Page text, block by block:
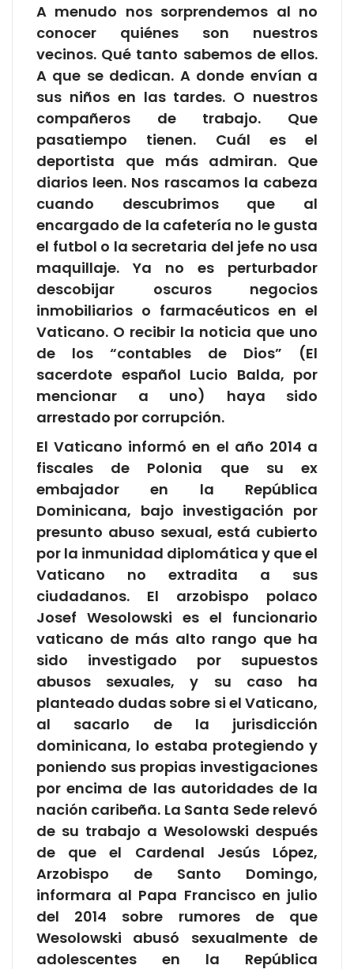
A menudo nos sorprendemos al no
conocer quiénes son nuestros
vecinos. Qué tanto sabemos de ellos.
A que se dedican. A donde envían a
sus niños en las tardes. O nuestros
compañeros de trabajo. Que
pasatiempo tienen. Cuál es el
deportista que más admiran. Que
diarios leen. Nos rascamos la cabeza
cuando descubrimos que al
encargado de la cafetería no le gusta
el futbol o la secretaria del jefe no usa
maquillaje. Ya no es perturbador
descobijar oscuros negocios
inmobiliarios o farmacéuticos en el
Vaticano. O recibir la noticia que uno
de los “contables de Dios” (El
sacerdote español Lucio Balda, por
mencionar a uno) haya sido
arrestado por corrupción.
El Vaticano informó en el año 2014 a
fiscales de Polonia que su ex
embajador en la República
Dominicana, bajo investigación por
presunto abuso sexual, está cubierto
por la inmunidad diplomática y que el
Vaticano no extradita a sus
ciudadanos. El arzobispo polaco
Josef Wesolowski es el funcionario
vaticano de más alto rango que ha
sido investigado por supuestos
abusos sexuales, y su caso ha
planteado dudas sobre si el Vaticano,
al sacarlo de la jurisdicción
dominicana, lo estaba protegiendo y
poniendo sus propias investigaciones
por encima de las autoridades de la
nación caribeña. La Santa Sede relevó
de su trabajo a Wesolowski después
de que el Cardenal Jesús López,
Arzobispo de Santo Domingo,
informara al Papa Francisco en julio
del 2014 sobre rumores de que
Wesolowski abusó sexualmente de
adolescentes en la República